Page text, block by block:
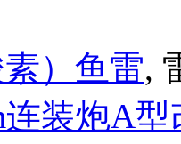
）鱼雷,
连装炮A型